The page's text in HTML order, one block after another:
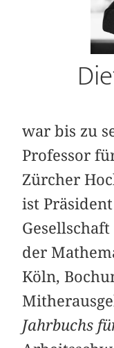
war bis zu
Professor
Zürcher
ist
der
Köln,
Jahrbuchs